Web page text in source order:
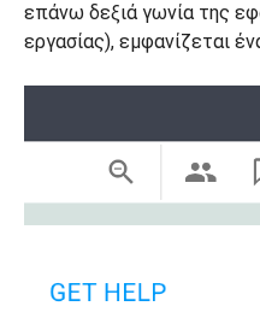
επάνω δεξιά γωνία της
εργασίας), εμφανίζεται